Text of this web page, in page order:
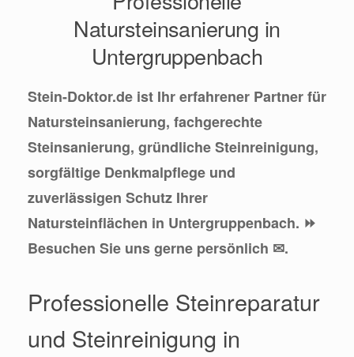
Natursteinsanierung in
Untergruppenbach
Stein-Doktor.de ist Ihr erfahrener Partner für
Natursteinsanierung, fachgerechte
Steinsanierung, gründliche Steinreinigung,
sorgfältige Denkmalpflege und
zuverlässigen Schutz Ihrer
Natursteinflächen in Untergruppenbach. ⏩
Besuchen Sie uns gerne persönlich ✉.
Professionelle Steinreparatur
und Steinreinigung in